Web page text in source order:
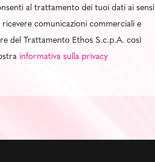
al trattamento dei tuoi dati ai sensi
comunicazioni commerciali e
del Trattamento Ethos S.c.p.A. così
informativa sulla privacy